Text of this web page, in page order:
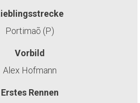
Portimaõ (P)
Vorbild
Alex Hofmann
Erstes Rennen